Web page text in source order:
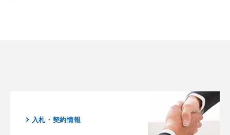
入札・契約情報